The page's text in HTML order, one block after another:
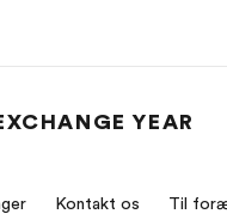
Se alt
YEAR
Kontakt os Til